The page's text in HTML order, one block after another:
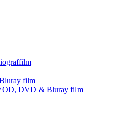
film
DVD & Bluray film